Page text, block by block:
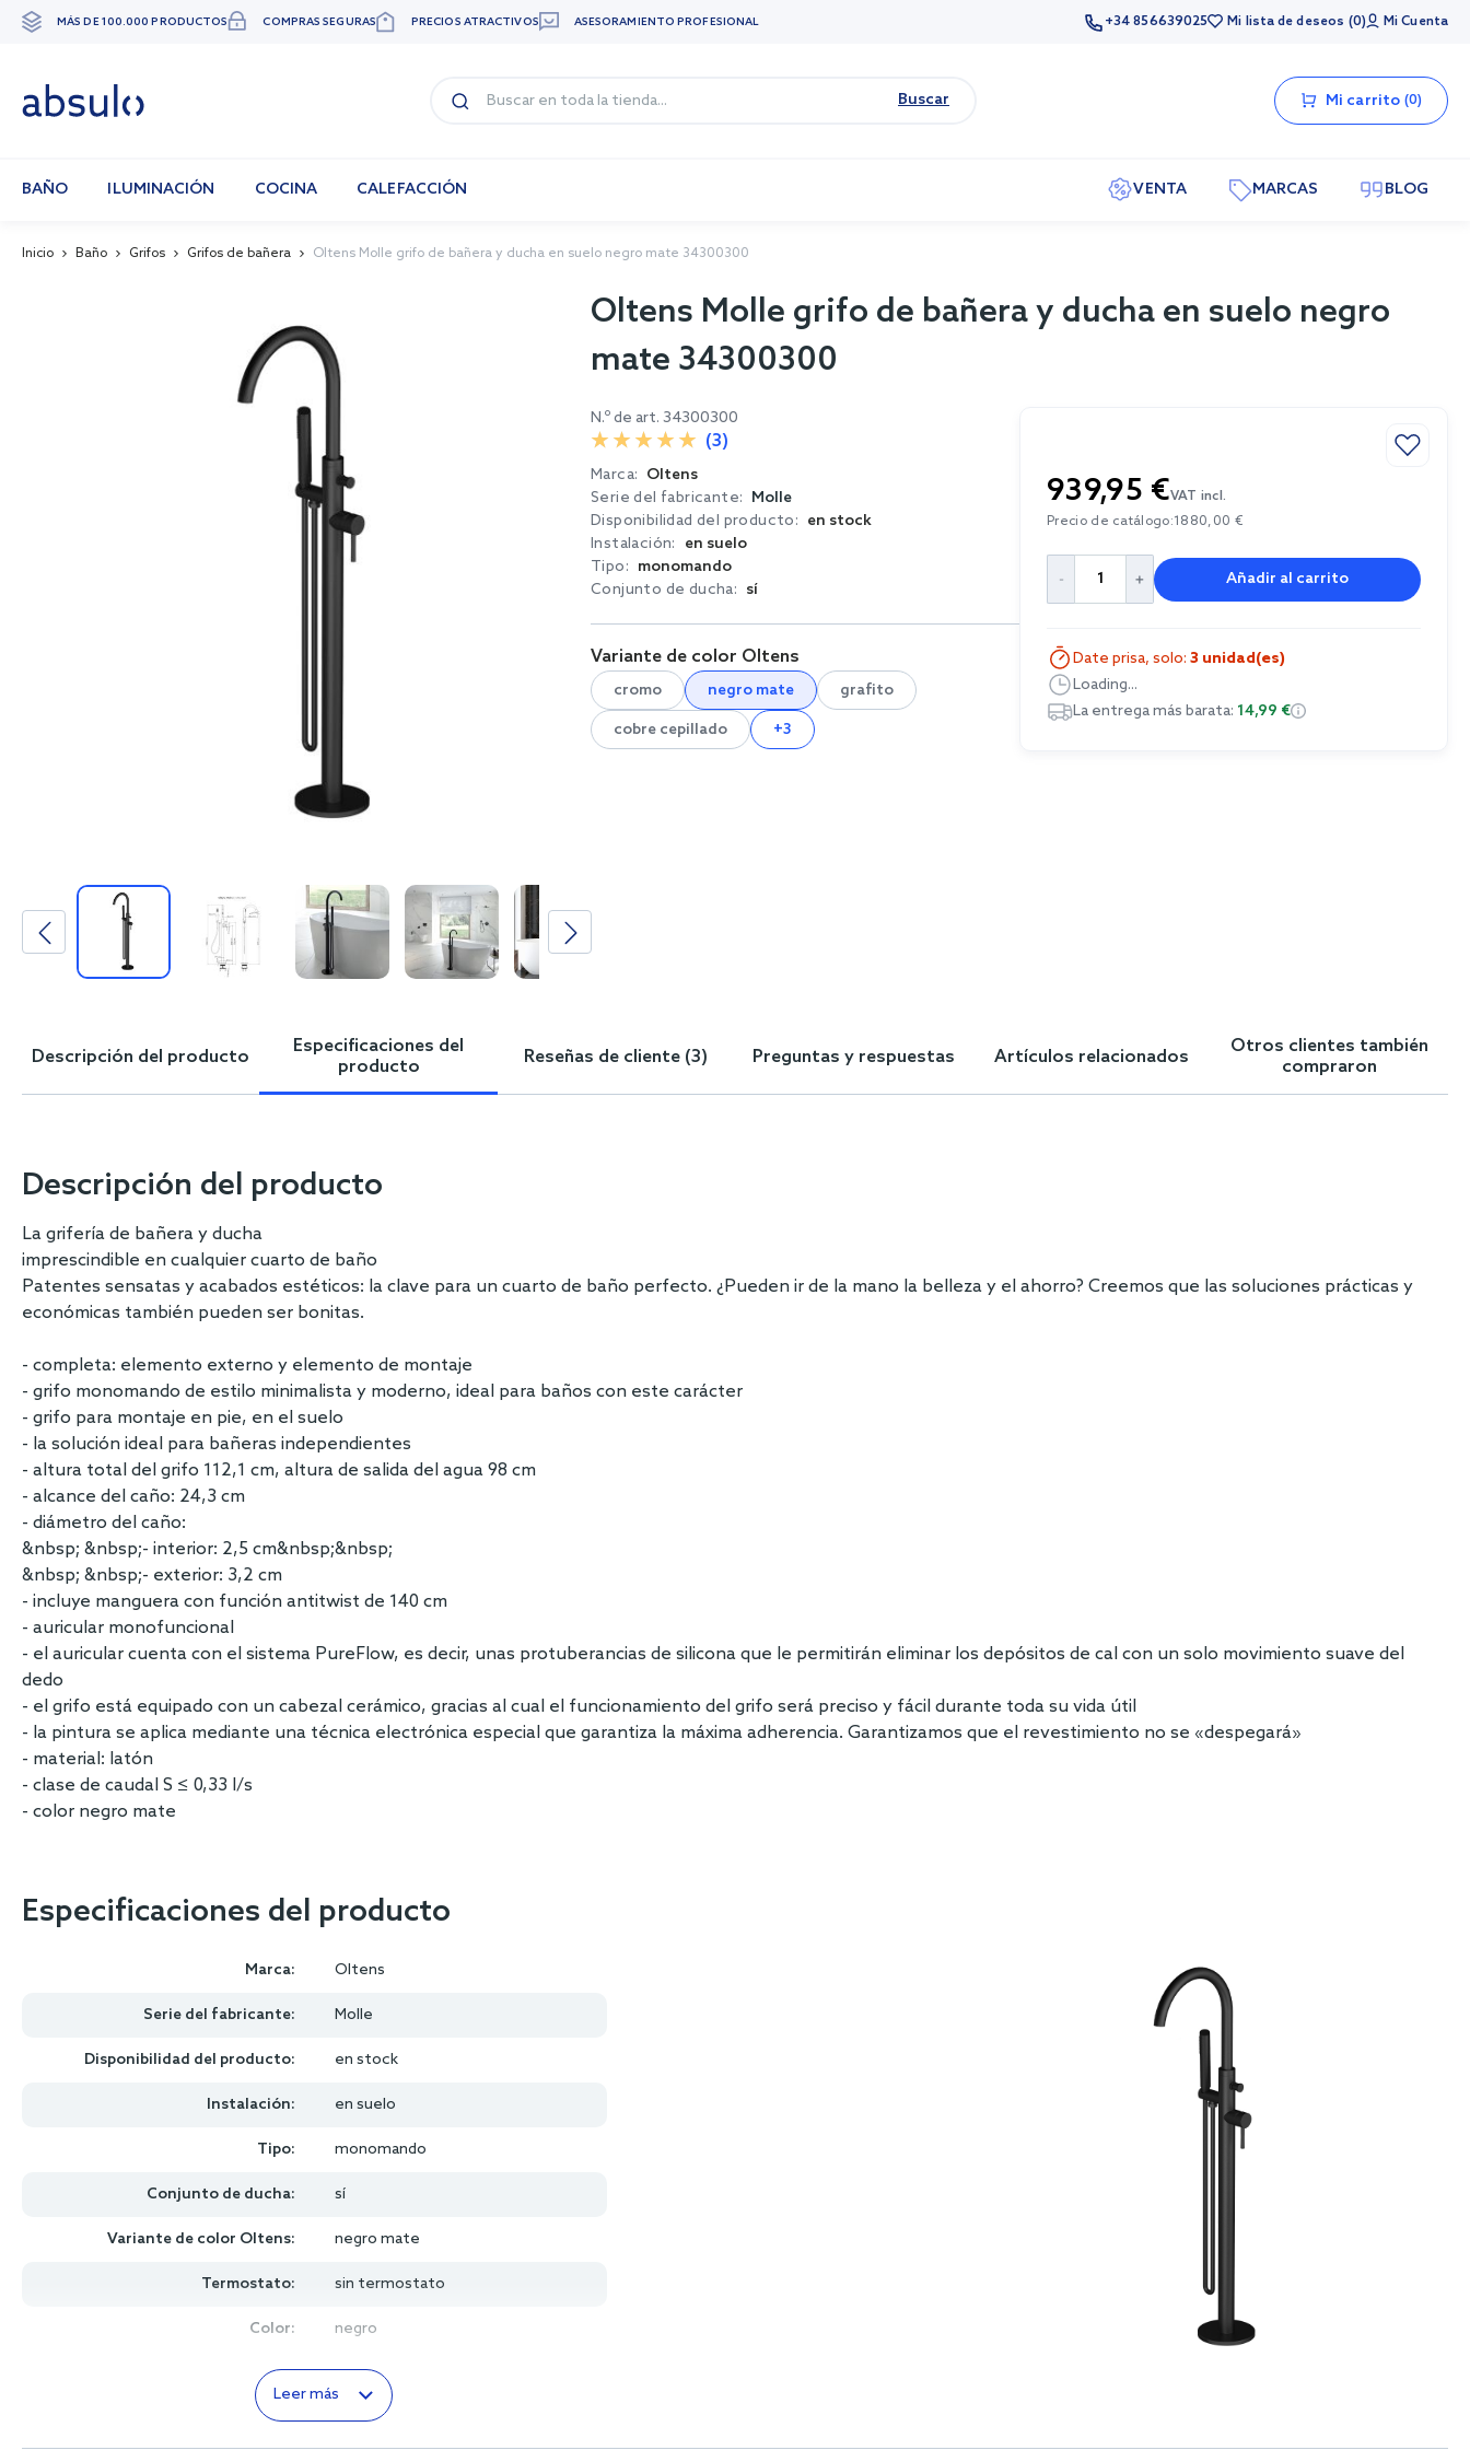
Ir
MÁS DE 100.000 PRODUCTOS COMPRAS SEGURAS PRECIOS ATRACTIVOS ASESORAMIENTO PROFESIONAL +34 856639025 Mi lista de deseos 0 Mi Cuenta
Buscar Mi carrito 0
BAÑO ILUMINACIÓN COCINA CALEFACCIÓN VENTA MARCAS BLOG
Inicio Baño Grifos Grifos de bañera Oltens Molle grifo de bañera y ducha en suelo negro mate 34300300
beginning
Oltens Molle grifo de bañera y ducha en suelo negro
mate 34300300
N.º de art. 34300300
(3)
Marca: Oltens
Serie del fabricante: Molle
Disponibilidad del producto: en stock
Instalación:
en suelo
Tipo: monomando
Conjunto de ducha: sí
Variante de color Oltens
cromo negro mate grafito
cobre cepillado +3
939,95 €VAT incl.
Precio de catálogo:1880,00 €
Añadir al carrito
Date prisa, solo: 3 unidad(es)
Loading...
La entrega más barata: 14,99 €
Descripción del producto
Especificaciones del
producto
Reseñas de cliente (3) Preguntas y respuestas Artículos relacionados
Otros clientes también
compraron
Descripción del producto
La grifería de bañera y ducha
imprescindible en cualquier cuarto de baño
Patentes sensatas y acabados estéticos: la clave para un cuarto de baño perfecto. ¿Pueden ir de la mano la belleza y el ahorro? Creemos que las soluciones prácticas y
económicas también pueden ser bonitas.
- completa: elemento externo y elemento de montaje
- grifo monomando de estilo minimalista y moderno, ideal para baños con este carácter
- grifo para montaje en pie, en el suelo
- la solución ideal para bañeras independientes
- altura total del grifo 112,1 cm, altura de salida del agua 98 cm
- alcance del caño: 24,3 cm
- diámetro del caño:
&nbsp; &nbsp;- interior: 2,5 cm&nbsp;&nbsp;
&nbsp; &nbsp;- exterior: 3,2 cm
- incluye manguera con función antitwist de 140 cm
- auricular monofuncional
- el auricular cuenta con el sistema PureFlow, es decir, unas protuberancias de silicona que le permitirán eliminar los depósitos de cal con un solo movimiento suave del
dedo
- el grifo está equipado con un cabezal cerámico, gracias al cual el funcionamiento del grifo será preciso y fácil durante toda su vida útil
- la pintura se aplica mediante una técnica electrónica especial que garantiza la máxima adherencia. Garantizamos que el revestimiento no se «despegará»
- material: latón
- clase de caudal S ≤ 0,33 l/s
- color negro mate
Especificaciones del producto
Marca: Oltens
Serie del fabricante: Molle
Disponibilidad del producto: en stock
Instalación: en suelo
Tipo: monomando
Conjunto de ducha: sí
Variante de color Oltens: negro mate
Termostato: sin termostato
Color: negro
Leer más